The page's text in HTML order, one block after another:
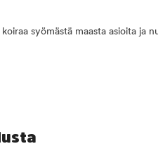
syömästä maasta asioita ja